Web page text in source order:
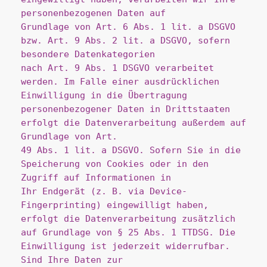
personenbezogenen Daten auf
Grundlage von Art. 6 Abs. 1 lit. a DSGVO
bzw. Art. 9 Abs. 2 lit. a DSGVO, sofern
besondere Datenkategorien
nach Art. 9 Abs. 1 DSGVO verarbeitet
werden. Im Falle einer ausdrücklichen
Einwilligung in die Übertragung
personenbezogener Daten in Drittstaaten
erfolgt die Datenverarbeitung außerdem auf
Grundlage von Art.
49 Abs. 1 lit. a DSGVO. Sofern Sie in die
Speicherung von Cookies oder in den
Zugriff auf Informationen in
Ihr Endgerät (z. B. via Device-
Fingerprinting) eingewilligt haben,
erfolgt die Datenverarbeitung zusätzlich
auf Grundlage von § 25 Abs. 1 TTDSG. Die
Einwilligung ist jederzeit widerrufbar.
Sind Ihre Daten zur